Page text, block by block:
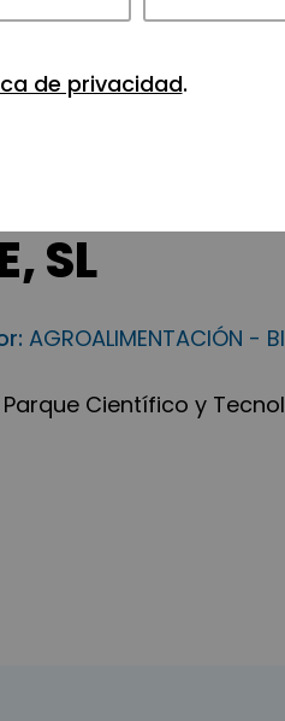
en los parques
SL
AGROALIMENTACIÓN -
Parque Científico y
de privacidad.